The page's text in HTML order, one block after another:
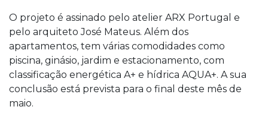
O projeto é assinado pelo atelier ARX Portugal e
pelo arquiteto José Mateus. Além dos
apartamentos, tem várias comodidades como
piscina, ginásio, jardim e estacionamento, com
classificação energética A+ e hídrica AQUA+. A sua
conclusão está prevista para o final deste mês de
maio.